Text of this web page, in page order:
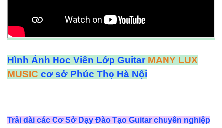
Hình Ảnh Học Viên Lớp Guitar MANY LUX
MUSIC cơ sở Phúc Thọ Hà Nội
Trải dài các Cơ Sở Dạy Đào Tạo Guitar chuyên nghiệp